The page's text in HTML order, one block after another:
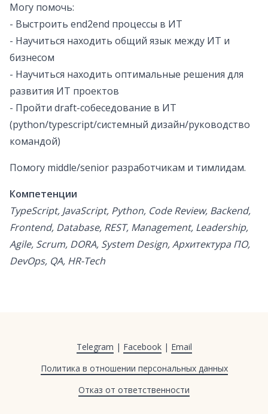
Могу помочь:
- Выстроить end2end процессы в ИТ
- Научиться находить общий язык между ИТ и
бизнесом
- Научиться находить оптимальные решения для
развития ИТ проектов
- Пройти draft-собеседование в ИТ
(python/typescript/системный дизайн/руководство
командой)
Помогу middle/senior разработчикам и тимлидам.
Компетенции
TypeScript, JavaScript, Python, Code Review, Backend,
Frontend, Database, REST, Management, Leadership,
Agile, Scrum, DORA, System Design, Архитектура ПО,
DevOps, QA, HR-Tech
Telegram | Facebook| Email
Политика в отношении персональных данных
Отказ от ответственности